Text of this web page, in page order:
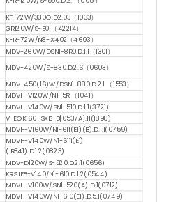
KF-72W/330Q.D2.03（1033）
GR120W/S-E01（42214）
KFR-72W/N8-X402（4693）
MDV-260W/DSN1-8R0.D.1.1（1301）
MDV-420W/S-830.D.2.6（0603）
MDV-450(16)W/DSN1-880.D.2.1 （1553）
MDVH-V120W/N1-5R1（1041）
MDVH-V140W/SN1-510.D.1.1(3721)
V-EOK160-SXB-B[0537A].11(1898)
MDVH-V160W/N1-611(E1)(B).D.1.1(0759)
MDVH-V140W/N1-611i(E1)
(IR341).D.1.2(0823)
MDV-D120W/S-520.D.2.1(0656)
KRSJFB-V140/N1-610.D.1.2(0544)
MDVH-V100W/SN1-520(A).D.1(0712)
MDVH-V140W/N1-610(E1).D.5.1(0749)